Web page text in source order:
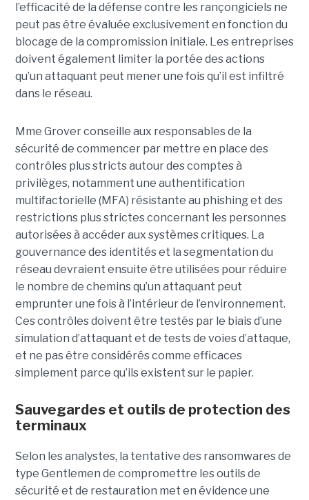
l’efficacité de la défense contre les rançongiciels ne
peut pas être évaluée exclusivement en fonction du
blocage de la compromission initiale. Les entreprises
doivent également limiter la portée des actions
qu’un attaquant peut mener une fois qu’il est infiltré
dans le réseau.
Mme Grover conseille aux responsables de la
sécurité de commencer par mettre en place des
contrôles plus stricts autour des comptes à
privilèges, notamment une authentification
multifactorielle (MFA) résistante au phishing et des
restrictions plus strictes concernant les personnes
autorisées à accéder aux systèmes critiques. La
gouvernance des identités et la segmentation du
réseau devraient ensuite être utilisées pour réduire
le nombre de chemins qu’un attaquant peut
emprunter une fois à l’intérieur de l’environnement.
Ces contrôles doivent être testés par le biais d’une
simulation d’attaquant et de tests de voies d’attaque,
et ne pas être considérés comme efficaces
simplement parce qu’ils existent sur le papier.
Sauvegardes et outils de protection des
terminaux
Selon les analystes, la tentative des ransomwares de
type Gentlemen de compromettre les outils de
sécurité et de restauration met en évidence une